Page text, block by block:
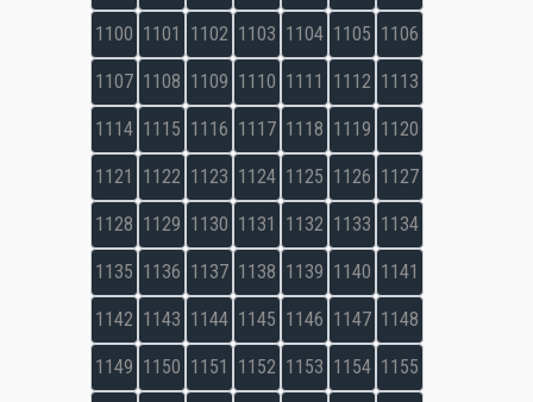
1100 1101 1102 1103 1104 1105 1106
1107 1108 1109 1110 1111 1112 1113
1114 1115 1116 1117 1118 1119 1120
1121 1122 1123 1124 1125 1126 1127
1128 1129 1130 1131 1132 1133 1134
1135 1136 1137 1138 1139 1140 1141
1142 1143 1144 1145 1146 1147 1148
1149 1150 1151 1152 1153 1154 1155